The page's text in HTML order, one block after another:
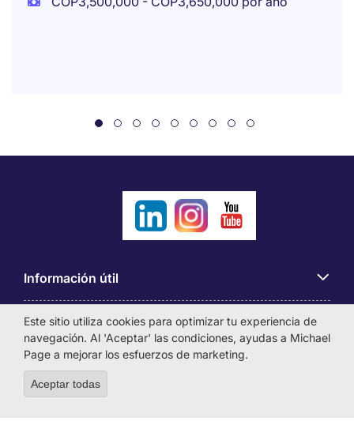
Información útil
Búsqueda de empleo
Empresas
Este sitio utiliza cookies para optimizar tu experiencia de
navegación. Al 'Aceptar' las condiciones, ayudas a Michael
Page a mejorar los esfuerzos de marketing.
Aceptar todas